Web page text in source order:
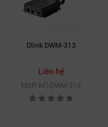
Dlink DWM-313
Liên hệ
MSP: MT-DWM-313